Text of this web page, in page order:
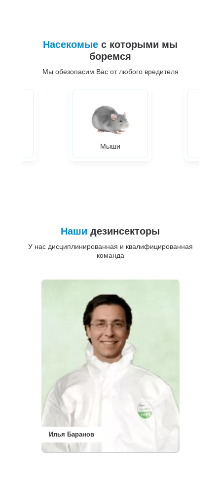
Насекомые с которыми мы
боремся
Мы обезопасим Вас от любого вредителя
Мыши
Наши дезинсекторы
У нас дисциплинированная и квалифицированная
команда
Илья Баранов